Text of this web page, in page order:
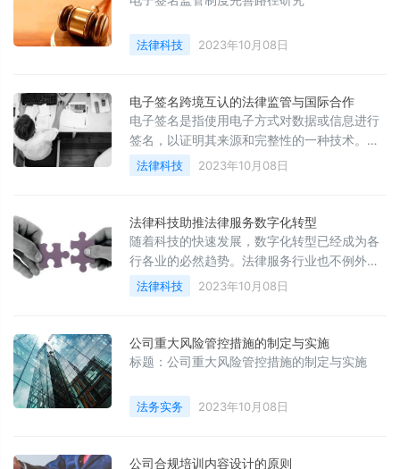
法律科技 2023年10月08日
电子签名跨境互认的法律监管与国际合作
电子签名是指使用电子方式对数据或信息进行
签名，以证明其来源和完整性的一种技术。随
着互联网技术的发展，电子签名在商业、金
融、医疗、教育等各个领域得到了广泛应用。
跨境互认一直存在一定的困难和挑战。
法律科技 2023年10月08日
法律科技助推法律服务数字化转型
随着科技的快速发展，数字化转型已经成为各
行各业的必然趋势。法律服务行业也不例外，
法律科技的应用正在推动法律服务的数字化转
型。本文将探讨法律科技如何推动法律服务的
响。
法律科技 2023年10月08日
公司重大风险管控措施的制定与实施
标题：公司重大风险管控措施的制定与实施
法务实务 2023年10月08日
公司合规培训内容设计的原则